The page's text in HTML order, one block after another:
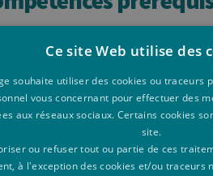
précédents
Ce site Web utilise des
souhaite utiliser des cookies ou traceurs
vous concernant pour effectuer des
aux réseaux sociaux. Certains cookies
site.
ou refuser tout ou partie de ces
à l'exception des cookies et/ou traceurs